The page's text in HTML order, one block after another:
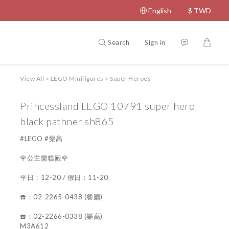
English $ TWD
Search Sign in
View All > LEGO Minifigures > Super Heroes
Princessland LEGO 10791 super hero
black pathner sh865
#LEGO #樂高
🌹公主樂糕殿🌹
平日：12-20 / 假日：11-20
☎️：02-2265-0438 (餐廳)
☎️：02-2266-0338 (樂高)
M3A612